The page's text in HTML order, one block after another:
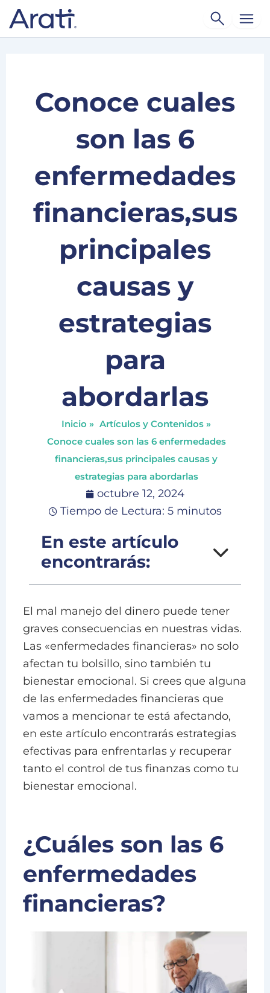
Conoce cuales
son las 6
enfermedades
financieras,sus
principales
causas y
estrategias
para
abordarlas
Inicio » Artículos y Contenidos »
Conoce cuales son las 6 enfermedades
financieras,sus principales causas y
estrategias para abordarlas
octubre 12, 2024
Tiempo de Lectura: 5 minutos
En este artículo
encontrarás:
El mal manejo del dinero puede tener
graves consecuencias en nuestras vidas.
Las «enfermedades financieras» no solo
afectan tu bolsillo, sino también tu
bienestar emocional. Si crees que alguna
de las enfermedades financieras que
vamos a mencionar te está afectando,
en este artículo encontrarás estrategias
efectivas para enfrentarlas y recuperar
tanto el control de tus finanzas como tu
bienestar emocional.
¿Cuáles son las 6
enfermedades
financieras?